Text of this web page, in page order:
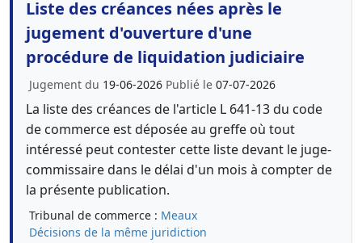
Liste des créances nées après le
jugement d'ouverture d'une
procédure de liquidation judiciaire
Jugement du 19-06-2026 Publié le 07-07-2026
La liste des créances de l'article L 641-13 du code
de commerce est déposée au greffe où tout
intéressé peut contester cette liste devant le juge-
commissaire dans le délai d'un mois à compter de
la présente publication.
Tribunal de commerce : Meaux
Décisions de la même juridiction